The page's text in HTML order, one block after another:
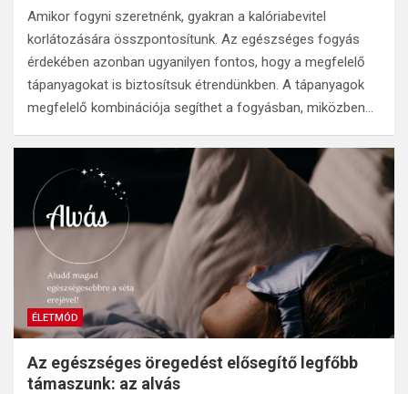
Amikor fogyni szeretnénk, gyakran a kalóriabevitel
korlátozására összpontosítunk. Az egészséges fogyás
érdekében azonban ugyanilyen fontos, hogy a megfelelő
tápanyagokat is biztosítsuk étrendünkben. A tápanyagok
megfelelő kombinációja segíthet a fogyásban, miközben…
ÉLETMÓD
Az egészséges öregedést elősegítő legfőbb
támaszunk: az alvás